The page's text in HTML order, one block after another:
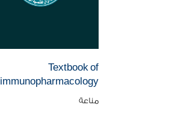
Textbook of
immunopharmacology
مناعة